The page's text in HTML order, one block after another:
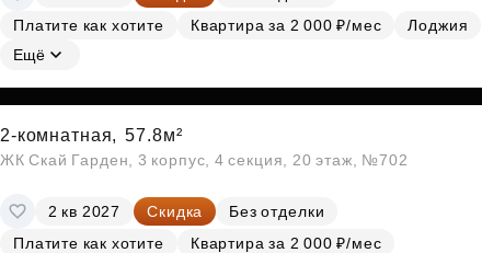
Платите как хотите
Квартира за 2 000 ₽/мес
Лоджия
Ещё
2-комнатная, 57.8м²
ЖК Скай Гарден, 3 корпус, 4 секция, 20 этаж, №702
2 кв 2027 Скидка
Без отделки
Платите как хотите
Квартира за 2 000 ₽/мес